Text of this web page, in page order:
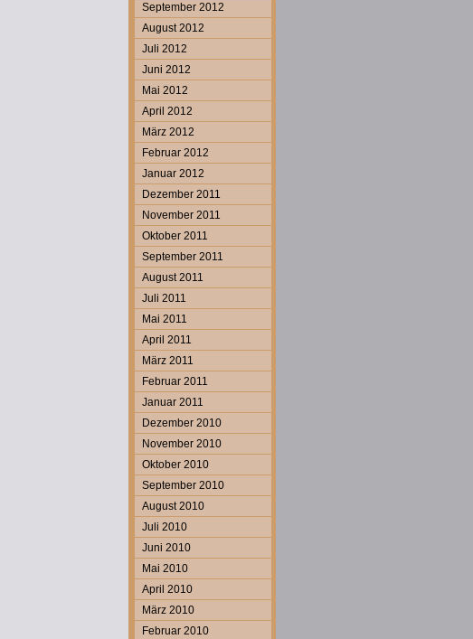
September 2012
August 2012
Juli 2012
Juni 2012
Mai 2012
April 2012
März 2012
Februar 2012
Januar 2012
Dezember 2011
November 2011
Oktober 2011
September 2011
August 2011
Juli 2011
Mai 2011
April 2011
März 2011
Februar 2011
Januar 2011
Dezember 2010
November 2010
Oktober 2010
September 2010
August 2010
Juli 2010
Juni 2010
Mai 2010
April 2010
März 2010
Februar 2010